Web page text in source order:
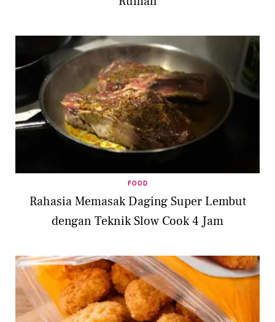
FOOD
Rahasia Memasak Daging Super Lembut
dengan Teknik Slow Cook 4 Jam